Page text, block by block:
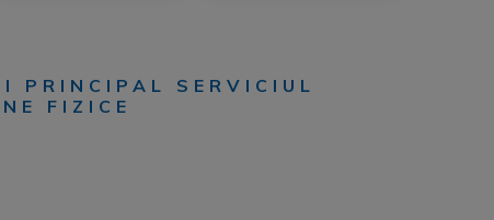
PRINCIPAL SERVICIUL
FIZICE